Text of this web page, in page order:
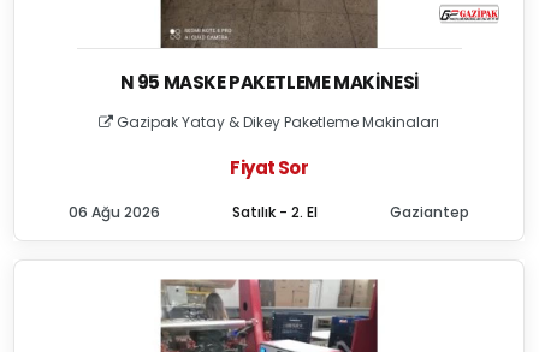
N 95 MASKE PAKETLEME MAKINESI
Gazipak Yatay & Dikey Paketleme Makinaları
Fiyat Sor
Satılık - 2. El
06 Ağu 2026 Gaziantep